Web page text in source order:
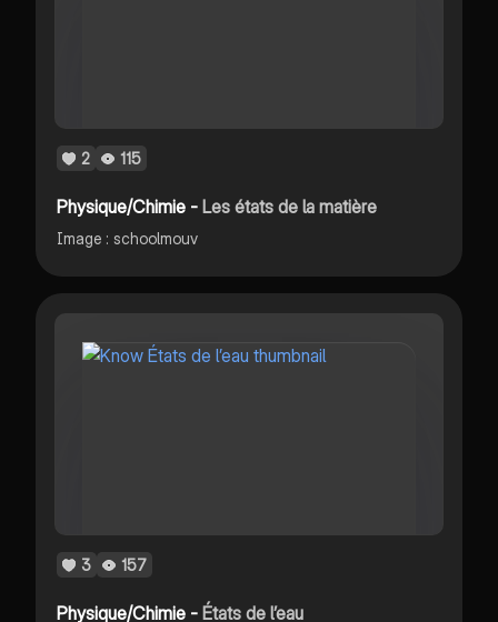
2 115
Physique/Chimie -Les états de la matière
Image : schoolmouv
3 157
Physique/Chimie -États de l’eau